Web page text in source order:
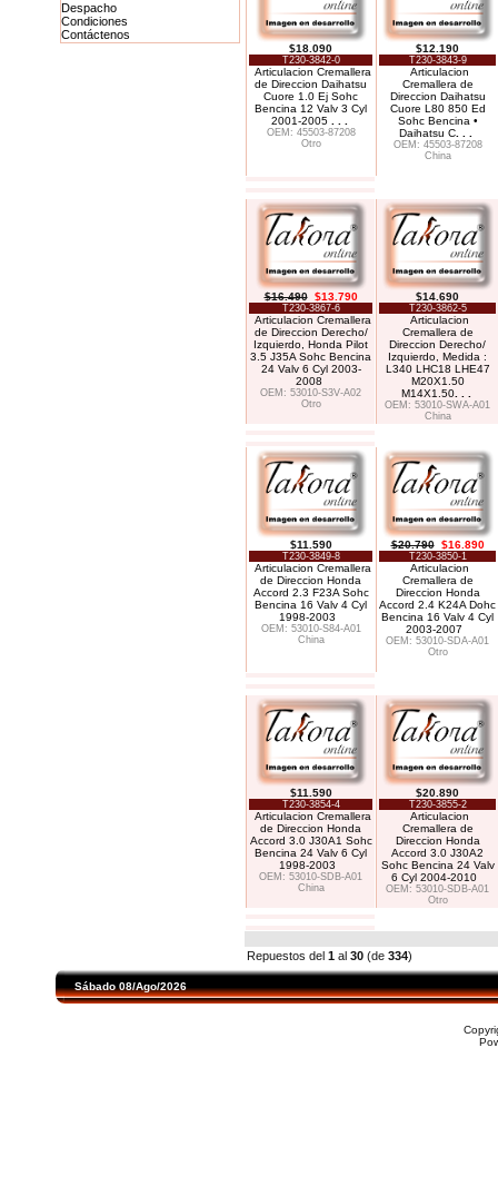
Despacho
Condiciones
Contáctenos
$18.090
T230-3842-0
Articulacion Cremallera
de Direccion Daihatsu
Cuore 1.0 Ej Sohc
Bencina 12 Valv 3 Cyl
2001-2005
OEM: 45503-87208
Otro
$12.190
T230-3843-9
Articulacion
Cremallera de
Direccion Daihatsu
Cuore L80 850 Ed
Sohc Bencina •
Daihatsu C
OEM: 45503-87208
China
$16.490 $13.790
T230-3867-6
Articulacion Cremallera
de Direccion Derecho/
Izquierdo, Honda Pilot
3.5 J35A Sohc Bencina
24 Valv 6 Cyl 2003-
2008
OEM: 53010-S3V-A02
Otro
$14.690
T230-3862-5
Articulacion
Cremallera de
Direccion Derecho/
Izquierdo, Medida :
L340 LHC18 LHE47
M20X1.50
M14X1.50. . .
OEM: 53010-SWA-A01
China
$11.590
T230-3849-8
Articulacion Cremallera
de Direccion Honda
Accord 2.3 F23A Sohc
Bencina 16 Valv 4 Cyl
1998-2003
OEM: 53010-S84-A01
China
$20.790 $16.890
T230-3850-1
Articulacion
Cremallera de
Direccion Honda
Accord 2.4 K24A Dohc
Bencina 16 Valv 4 Cyl
2003-2007
OEM: 53010-SDA-A01
Otro
$11.590
T230-3854-4
Articulacion Cremallera
de Direccion Honda
Accord 3.0 J30A1 Sohc
Bencina 24 Valv 6 Cyl
1998-2003
OEM: 53010-SDB-A01
China
$20.890
T230-3855-2
Articulacion
Cremallera de
Direccion Honda
Accord 3.0 J30A2
Sohc Bencina 24 Valv
6 Cyl 2004-2010
OEM: 53010-SDB-A01
Otro
Repuestos del 1 al 30 (de 334)
Sábado 08/Ago/2026